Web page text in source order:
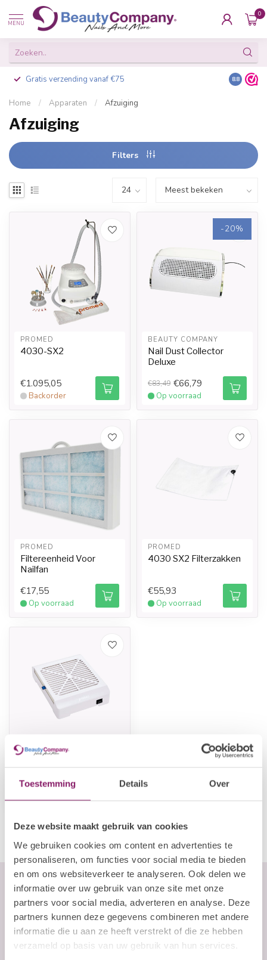
Toestemming Details Over
Deze website maakt gebruik van cookies
We gebruiken cookies om content en advertenties te
personaliseren, om functies voor social media te bieden
en om ons websiteverkeer te analyseren. Ook delen we
informatie over uw gebruik van onze site met onze
partners voor social media, adverteren en analyse. Deze
partners kunnen deze gegevens combineren met andere
informatie die u aan ze heeft verstrekt of die ze hebben
verzameld op basis van uw gebruik van hun services.
MENU
0
Gratis verzending vanaf €75 Besteld
8.8
Home / Apparaten / Afzuiging
Afzuiging
Filters
PROMED
4030-SX2
€1.095,05
Backorder
-20%
BEAUTY COMPANY
Nail Dust Collector
Deluxe
€83,49 €66,79
Op voorraad
PROMED
Filtereenheid Voor
Nailfan
€17,55
Op voorraad
PROMED
4030 SX2 Filterzakken
€55,93
Op voorraad
PROMED
€46,91
Niet op voorraad
Abonneer je op onze nieuwsbrief
Blijf op de hoogte over onze laatste acties
E-mailadres